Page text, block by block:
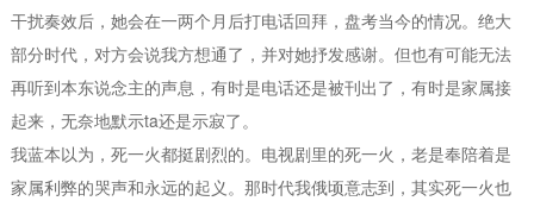
干扰奏效后，她会在一两个月后打电话回拜，盘考当今的情况。绝大
部分时代，对方会说我方想通了，并对她抒发感谢。但也有可能无法
再听到本东说念主的声息，有时是电话还是被刊出了，有时是家属接
起来，无奈地默示ta还是示寂了。
我蓝本以为，死一火都挺剧烈的。电视剧里的死一火，老是奉陪着是
家属利弊的哭声和永远的起义。那时代我俄顷意志到，其实死一火也